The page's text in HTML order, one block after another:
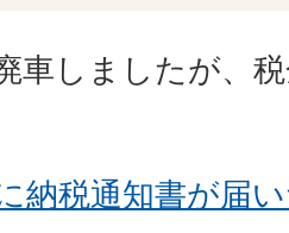
車しましたが、
納税通知書が届